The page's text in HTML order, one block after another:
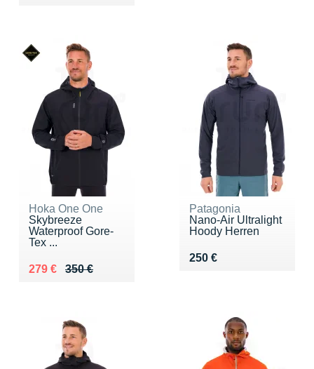
Hoka One One
Skybreeze
Waterproof Gore-
Tex ...
350 €
Au lieu de 350 €
279 €
Vendu 279 €
Patagonia
Nano-Air Ultralight
Hoody Herren
250 €
Vendu 250 €